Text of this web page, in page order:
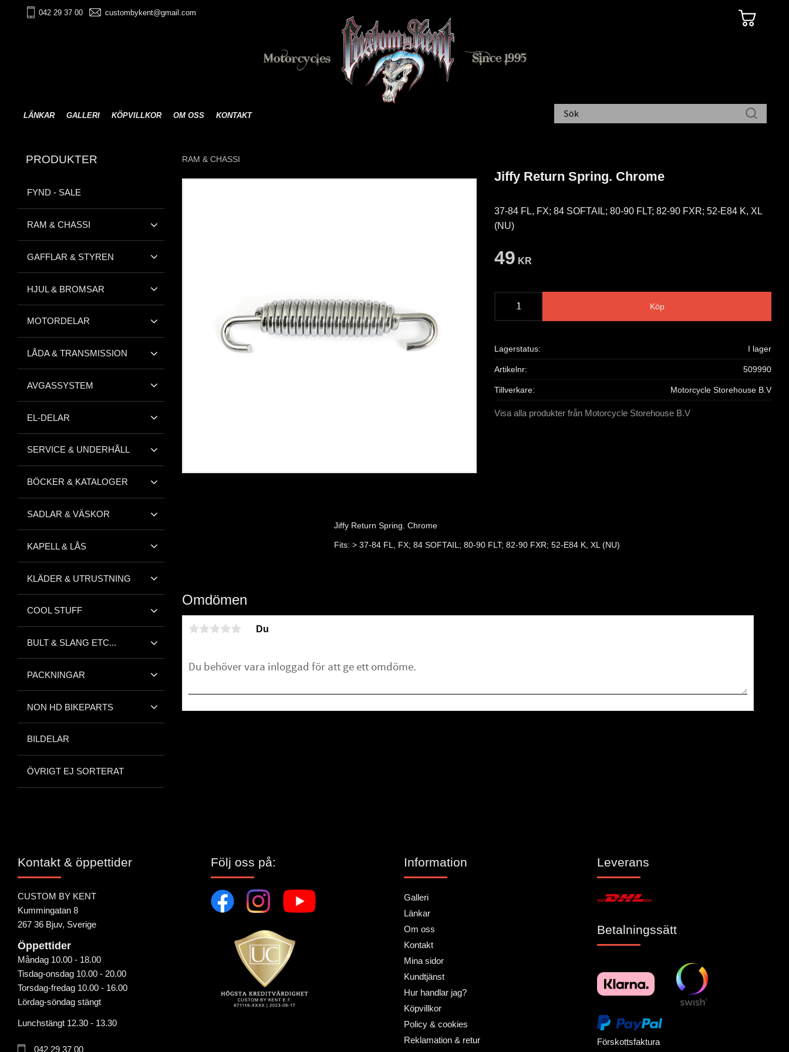
042 29 37 00 custombykent@gmail.com
LÄNKAR GALLERI KÖPVILLKOR OM OSS KONTAKT
RAM & CHASSI
Jiffy Return Spring. Chrome
37-84 FL, FX; 84 SOFTAIL; 80-90 FLT; 82-90 FXR; 52-E84 K, XL
(NU)
49 KR
Köp
Lagerstatus I lager
Artikelnr 509990
Tillverkare Motorcycle Storehouse B.V
Visa alla produkter från Motorcycle Storehouse B.V
Jiffy Return Spring. Chrome
Fits: > 37-84 FL, FX; 84 SOFTAIL; 80-90 FLT; 82-90 FXR; 52-E84 K, XL (NU)
Omdömen
Du
PRODUKTER
FYND - SALE
RAM & CHASSI
GAFFLAR & STYREN
HJUL & BROMSAR
MOTORDELAR
LÅDA & TRANSMISSION
AVGASSYSTEM
EL-DELAR
SERVICE & UNDERHÅLL
BÖCKER & KATALOGER
SADLAR & VÄSKOR
KAPELL & LÅS
KLÄDER & UTRUSTNING
COOL STUFF
BULT & SLANG ETC...
PACKNINGAR
NON HD BIKEPARTS
BILDELAR
ÖVRIGT EJ SORTERAT
Kontakt & öppettider
CUSTOM BY KENT
Kummingatan 8
267 36 Bjuv, Sverige
Öppettider
Måndag 10.00 - 18.00
Tisdag-onsdag 10.00 - 20.00
Torsdag-fredag 10.00 - 16.00
Lördag-söndag stängt
Lunchstängt 12.30 - 13.30
042 29 37 00
Följ oss på: Information
Galleri
Länkar
Om oss
Kontakt
Mina sidor
Kundtjänst
Hur handlar jag?
Köpvillkor
Policy & cookies
Reklamation & retur
Leverans
Betalningssätt
Förskottsfaktura